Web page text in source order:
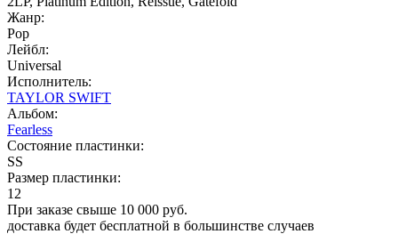
Жанр:
Pop
Лейбл:
Universal
Исполнитель:
TAYLOR SWIFT
Альбом:
Fearless
Состояние пластинки:
SS
Размер пластинки:
12
При заказе свыше 10 000 руб.
доставка будет бесплатной в большинстве случаев